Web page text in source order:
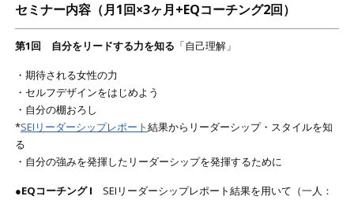
セミナー内容（月1回×3ヶ月+EQコーチング2回）
第1回 自分をリードする力を知る 「自己理解」
・期待される女性の力
・セルフデザインをはじめよう
・自分の棚おろし
*SEIリーダーシップレポート結果からリーダーシップ・スタイルを知
る
・自分の強みを発揮したリーダーシップを発揮するために
●EQコーチング I SEIリーダーシップレポート結果を用いて（一人：